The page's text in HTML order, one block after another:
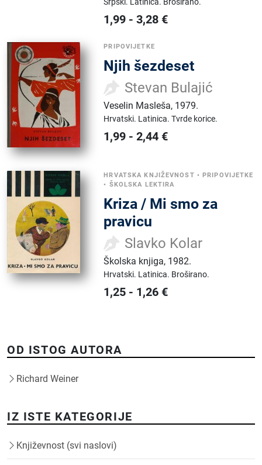
1,99 -3,28 €
PRIPOVIJETKE
Njih šezdeset
Stevan Bulajić
Veselin Masleša, 1979.
Hrvatski. Latinica.Tvrde korice.
1,99 -2,44 €
HRVATSKA KNJIŽEVNOST •PRIPOVIJETKE
• ŠKOLSKA LEKTIRA
Kriza / Mi smo za
pravicu
Slavko Kolar
Školska knjiga, 1982.
Hrvatski. Latinica. Broširano.
1,25 - 1,26 €
OD ISTOG AUTORA
Richard Weiner
IZ ISTE KATEGORIJE
Književnost (svi naslovi)